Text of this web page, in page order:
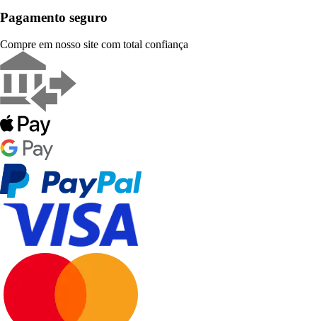
Pagamento seguro
Compre em nosso site com total confiança